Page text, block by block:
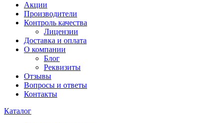
Акции
Производители
Контроль качества
Лицензии
Доставка и оплата
О компании
Блог
Реквизиты
Отзывы
Вопросы и ответы
Контакты
Каталог